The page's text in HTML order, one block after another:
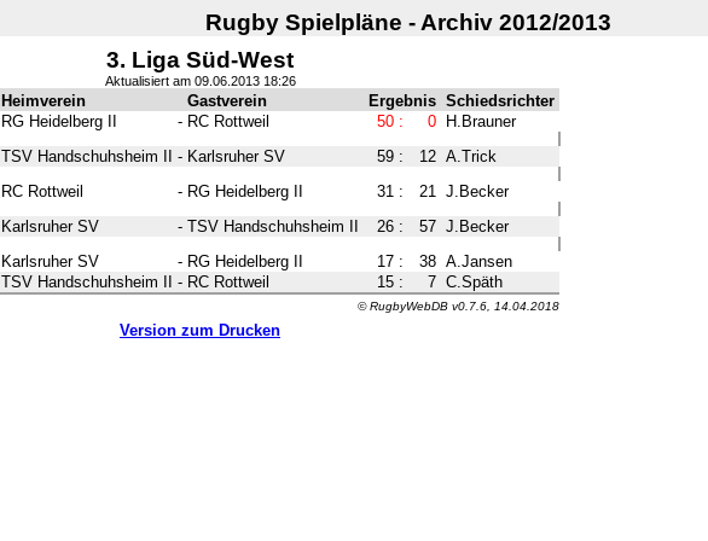
Rugby Spielpläne - Archiv 2012/2013
3. Liga Süd-West
Aktualisiert am 09.06.2013 18:26
Heimverein Gastverein Ergebnis Schiedsrichter
RG Heidelberg II - RC Rottweil 50 : 0
H.Brauner
TSV Handschuhsheim II - Karlsruher SV 59 : 12 A.Trick
RC Rottweil - RG Heidelberg II 31 : 21 J.Becker
Karlsruher SV - TSV Handschuhsheim II 26 : 57 J.Becker
Karlsruher SV - RG Heidelberg II 17 : 38 A.Jansen
TSV Handschuhsheim II - RC Rottweil 15 : 7 C.Späth
© RugbyWebDB v0.7.6, 14.04.2018
Version zum Drucken